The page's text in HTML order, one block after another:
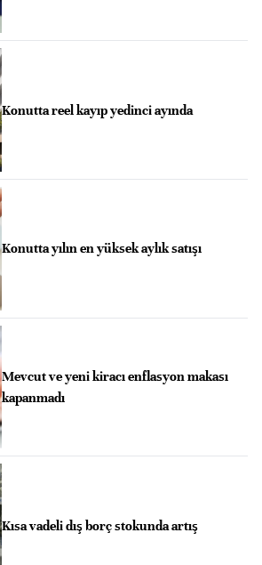
Konutta reel kayıp yedinci ayında
Konutta yılın en yüksek aylık satışı
Mevcut ve yeni kiracı enflasyon makası
kapanmadı
Kısa vadeli dış borç stokunda artış